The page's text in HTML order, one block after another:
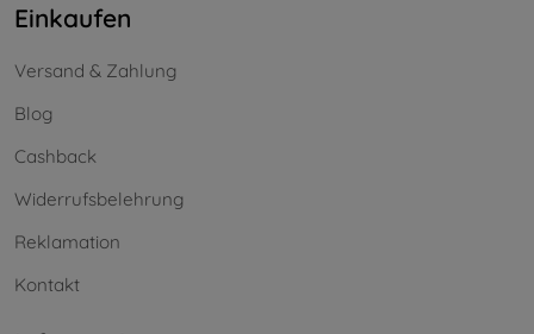
Einkaufen
Versand & Zahlung
Blog
Cashback
Widerrufsbelehrung
Reklamation
Kontakt